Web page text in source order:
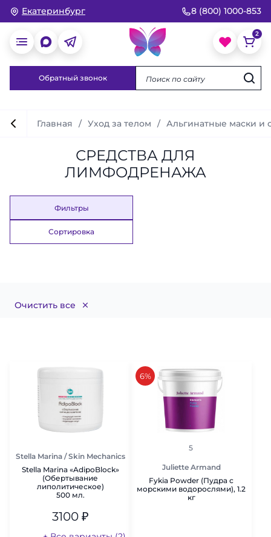
Екатеринбург 8 (800) 1000-853
Обратный звонок
Главная Уход за телом Альгинатные маски и
СРЕДСТВА ДЛЯ
ЛИМФОДРЕНАЖА
Фильтры
Сортировка
Очистить все
Stella Marina / Skin Mechanics
Stella Marina «AdipoBlock»
(Обертывание
липолитическое)
500 мл.
3100₽
скидка
6%
рейтинг
5
Juliette Armand
Fykia Powder (Пудра с
морскими водорослями), 1.2
кг